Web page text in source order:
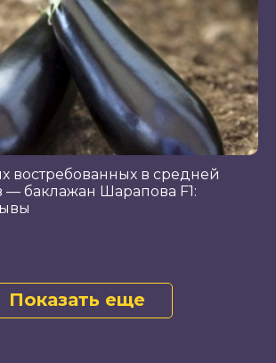
востребованных в средней
— баклажан Шарапова F1:
Показать еще